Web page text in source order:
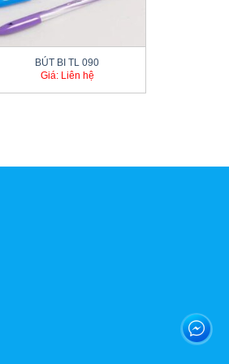
+
BÚT BI TL 090
Giá: Liên hệ